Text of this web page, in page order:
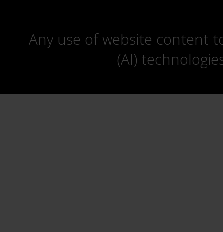
Any use of website content
(AI)